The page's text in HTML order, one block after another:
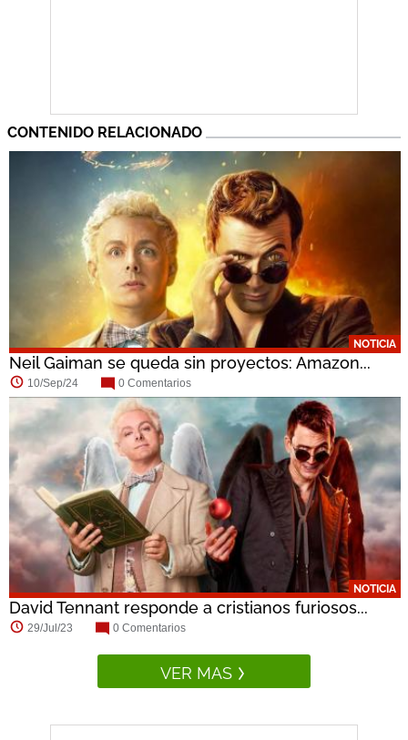
CONTENIDO RELACIONADO
NOTICIA
Neil Gaiman se queda sin proyectos: Amazon...
10/Sep/24 0 Comentarios
NOTICIA
David Tennant responde a cristianos furiosos...
29/Jul/23 0 Comentarios
VER MAS